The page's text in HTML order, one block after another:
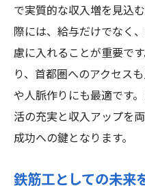
で実質的な収入増を見込
際には、給与だけでなく
慮に入れることが重要で
り、首都圏へのアクセス
や人脈作りにも最適です
活の充実と収入アップを
成功への鍵となります。
鉄筋工としての未来